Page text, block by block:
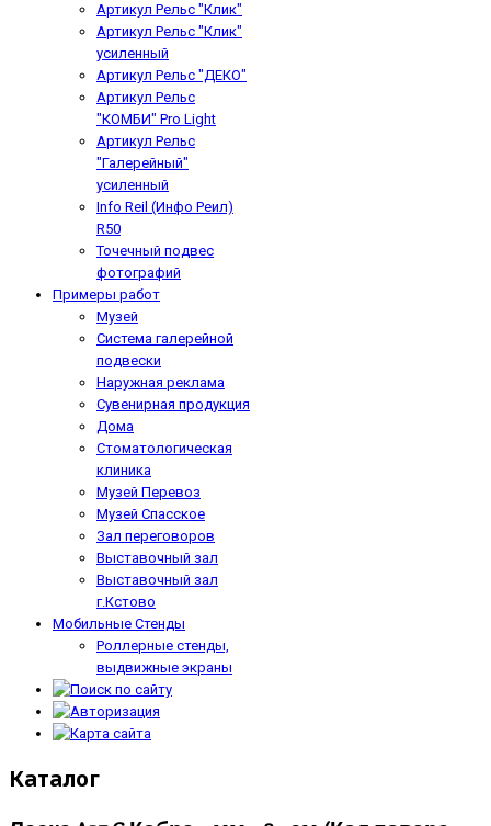
Артикул Рельс "Клик"
Артикул Рельс "Клик"
усиленный
Артикул Рельс "ДЕКО"
Артикул Рельс
"КОМБИ" Pro Light
Артикул Рельс
"Галерейный"
усиленный
Info Reil (Инфо Реил)
R50
Точечный подвес
фотографий
Примеры работ
Музей
Система галерейной
подвески
Наружная реклама
Сувенирная продукция
Дома
Стоматологическая
клиника
Музей Перевоз
Музей Спасское
Зал переговоров
Выставочный зал
Выставочный зал
г.Кстово
Мобильные Стенды
Роллерные стенды,
выдвижные экраны
Каталог